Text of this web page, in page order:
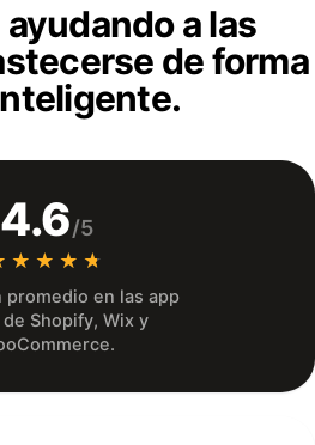
a las
de forma
4.6/5
promedio en las app
Shopify, Wix y